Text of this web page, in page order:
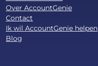
Over AccountGenie
Contact
Ik wil AccountGenie helpen
Blog